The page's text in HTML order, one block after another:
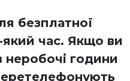
безплатної
який час. Якщо ви
неробочі години